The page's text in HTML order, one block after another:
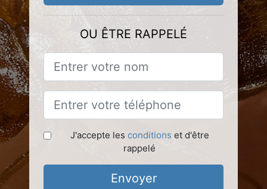
OU ÊTRE RAPPELÉ
J'accepte les conditions et d'être
rappelé
Envoyer